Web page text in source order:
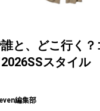
と、どこ行く？
スタイル
編集部